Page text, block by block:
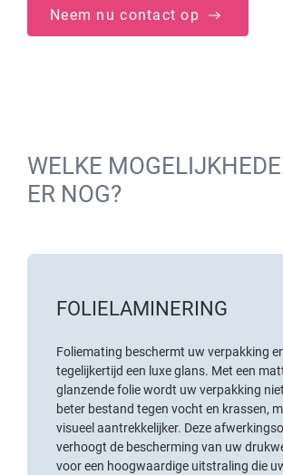
Neem nu contact op
WELKE
ER NOG?
FOLIELAMINERING
Foliemating beschermt uw verpakking
tegelijkertijd een luxe glans. Met een
glanzende folie wordt uw verpakking
beter bestand tegen vocht en krassen,
visueel aantrekkelijker. Deze
verhoogt de bescherming van uw
voor een hoogwaardige uitstraling die